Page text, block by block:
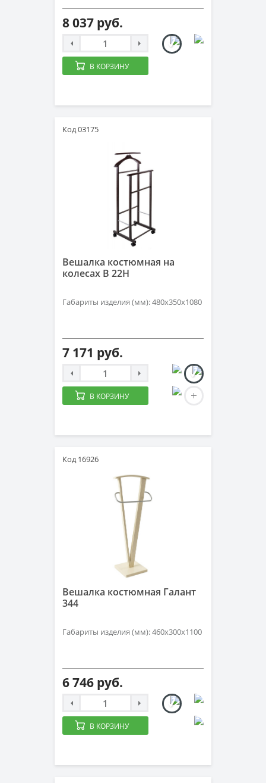
8 037 руб.
В КОРЗИНУ
Код 03175
Вешалка костюмная на
колесах B 22H
Габариты изделия (мм): 480х350х1080
7 171 руб.
В КОРЗИНУ
Код 16926
Вешалка костюмная Галант
344
Габариты изделия (мм): 460х300х1100
6 746 руб.
В КОРЗИНУ